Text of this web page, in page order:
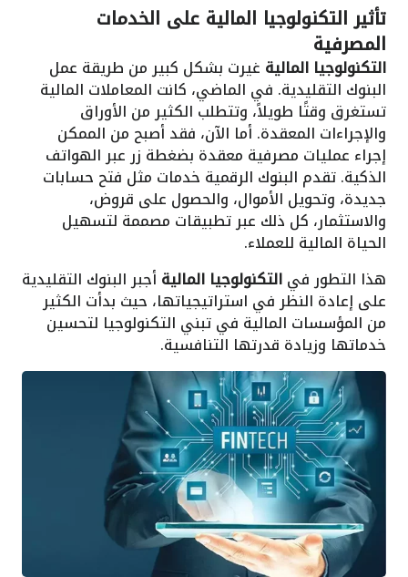
تأثير التكنولوجيا المالية على الخدمات
المصرفية
التكنولوجيا المالية غيرت بشكل كبير من طريقة عمل
البنوك التقليدية. في الماضي، كانت المعاملات المالية
تستغرق وقتًا طويلاً، وتتطلب الكثير من الأوراق
والإجراءات المعقدة. أما الآن، فقد أصبح من الممكن
إجراء عمليات مصرفية معقدة بضغطة زر عبر الهواتف
الذكية. تقدم البنوك الرقمية خدمات مثل فتح حسابات
جديدة، وتحويل الأموال، والحصول على قروض،
والاستثمار، كل ذلك عبر تطبيقات مصممة لتسهيل
الحياة المالية للعملاء.
هذا التطور فيالتكنولوجيا المالية أجبر البنوك التقليدية
على إعادة النظر في استراتيجياتها، حيث بدأت الكثير
من المؤسسات المالية في تبني التكنولوجيا لتحسين
خدماتها وزيادة قدرتها التنافسية.